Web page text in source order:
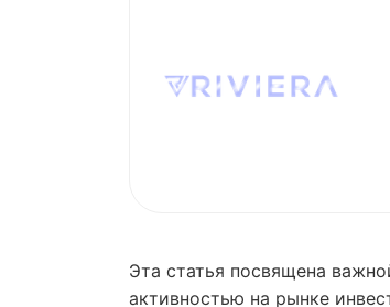
Эта статья посвящена
активностью на рынке